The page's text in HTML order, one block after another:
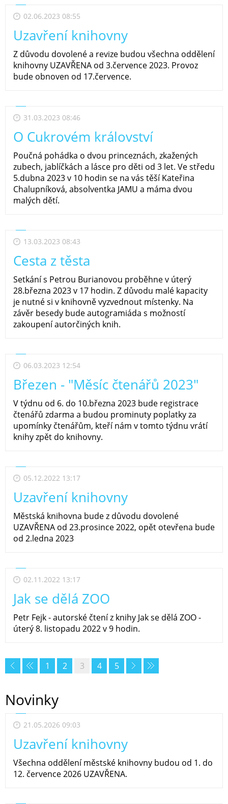
02.06.2023 08:55
Uzavření knihovny
Z důvodu dovolené a revize budou všechna oddělení
knihovny UZAVŘENA od 3.července 2023. Provoz
bude obnoven od 17.července.
31.03.2023 08:46
O Cukrovém království
Poučná pohádka o dvou princeznách, zkažených
zubech, jablíčkách a lásce pro děti od 3 let. Ve středu
5.dubna 2023 v 10 hodin se na vás těší Kateřina
Chalupníková, absolventka JAMU a máma dvou
malých dětí.
13.03.2023 08:43
Cesta z těsta
Setkání s Petrou Burianovou proběhne v úterý
28.března 2023 v 17 hodin. Z důvodu malé kapacity
je nutné si v knihovně vyzvednout místenky. Na
závěr besedy bude autogramiáda s možností
zakoupení autorčiných knih.
06.03.2023 12:54
Březen - "Měsíc čtenářů 2023"
V týdnu od 6. do 10.března 2023 bude registrace
čtenářů zdarma a budou prominuty poplatky za
upomínky čtenářům, kteří nám v tomto týdnu vrátí
knihy zpět do knihovny.
05.12.2022 13:17
Uzavření knihovny
Městská knihovna bude z důvodu dovolené
UZAVŘENA od 23.prosince 2022, opět otevřena bude
od 2.ledna 2023
02.11.2022 13:17
Jak se dělá ZOO
Petr Fejk - autorské čtení z knihy Jak se dělá ZOO -
úterý 8. listopadu 2022 v 9 hodin.
1 2 3 4 5
Novinky
21.05.2026 09:03
Uzavření knihovny
Všechna oddělení městské knihovny budou od 1. do
12. července 2026 UZAVŘENA.